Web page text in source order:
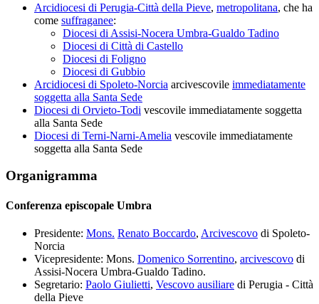
Arcidiocesi di Perugia-Città della Pieve, metropolitana, che ha
come suffraganee:
Diocesi di Assisi-Nocera Umbra-Gualdo Tadino
Diocesi di Città di Castello
Diocesi di Foligno
Diocesi di Gubbio
Arcidiocesi di Spoleto-Norcia arcivescovile immediatamente
soggetta alla Santa Sede
Diocesi di Orvieto-Todi vescovile immediatamente soggetta
alla Santa Sede
Diocesi di Terni-Narni-Amelia vescovile immediatamente
soggetta alla Santa Sede
Organigramma
Conferenza episcopale Umbra
Presidente: Mons. Renato Boccardo, Arcivescovo di Spoleto-
Norcia
Vicepresidente: Mons. Domenico Sorrentino, arcivescovo di
Assisi-Nocera Umbra-Gualdo Tadino.
Segretario: Paolo Giulietti, Vescovo ausiliare di Perugia - Città
della Pieve